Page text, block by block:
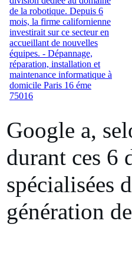
Google a,
durant ces 6
spécialisées
génération